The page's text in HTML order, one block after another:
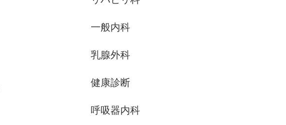
一般内科
乳腺外科
健康診断
呼吸器内科